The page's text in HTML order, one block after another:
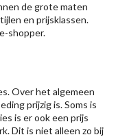
de grote maten
en prijsklassen.
shopper.
Over het algemeen
prijzig is. Soms is
is er ook een prijs
Dit is niet alleen zo bij